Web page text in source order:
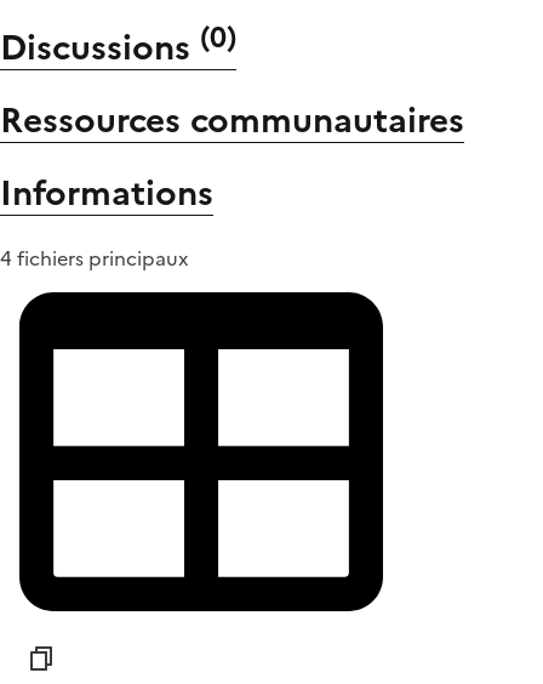
Discussions (0)
Ressources communautaires
Informations
4 fichiers principaux